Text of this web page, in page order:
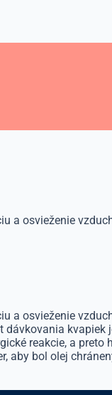
a osvieženie
osvieženie
kvapiek
reakcie, a
aby bol olej